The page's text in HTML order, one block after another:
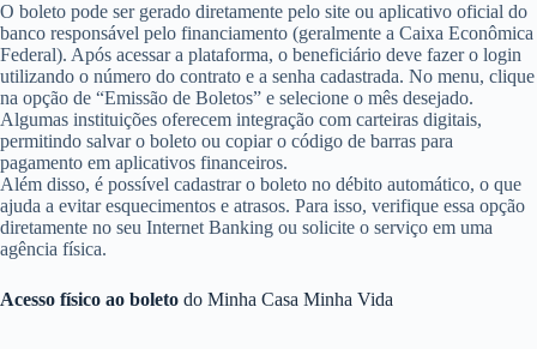
O boleto pode ser gerado diretamente pelo site ou aplicativo oficial do
banco responsável pelo financiamento (geralmente a Caixa Econômica
Federal). Após acessar a plataforma, o beneficiário deve fazer o login
utilizando o número do contrato e a senha cadastrada. No menu, clique
na opção de “Emissão de Boletos” e selecione o mês desejado.
Algumas instituições oferecem integração com carteiras digitais,
permitindo salvar o boleto ou copiar o código de barras para
pagamento em aplicativos financeiros.
Além disso, é possível cadastrar o boleto no débito automático, o que
ajuda a evitar esquecimentos e atrasos. Para isso, verifique essa opção
diretamente no seu Internet Banking ou solicite o serviço em uma
agência física.
Acesso físico ao boleto do Minha Casa Minha Vida